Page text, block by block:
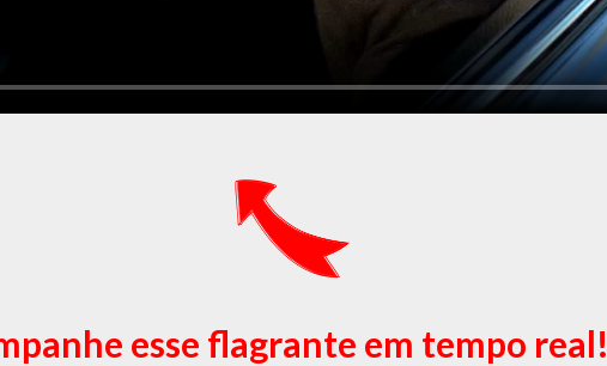
esse flagrante em tempo real!